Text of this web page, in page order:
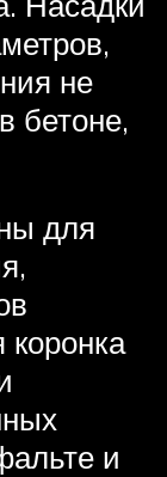
не
бетоне,
для
и